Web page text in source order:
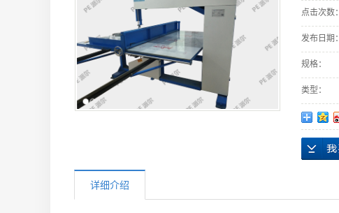
点击次数：
发布日期：
规格：
类型：
详细介绍